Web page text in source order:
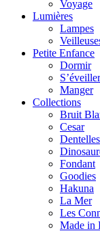
Voyage
Lumières
Lampes
Petite Enfance
Dormir
S’éveiller
Manger
Collections
Bruit
Cesar
Dentelles
Fondant
Goodies
Hakuna
La Mer
Les
Made in